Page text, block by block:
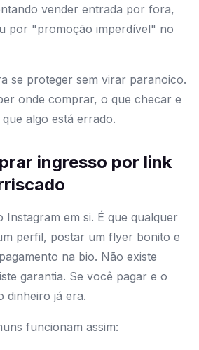
vender entrada por fora,
por "promoção imperdível" no
se proteger sem virar paranoico.
onde comprar, o que checar e
algo está errado.
ingresso por link
Instagram em si. É que qualquer
perfil, postar um flyer bonito e
na bio. Não existe
garantia. Se você pagar e o
dinheiro já era.
funcionam assim: